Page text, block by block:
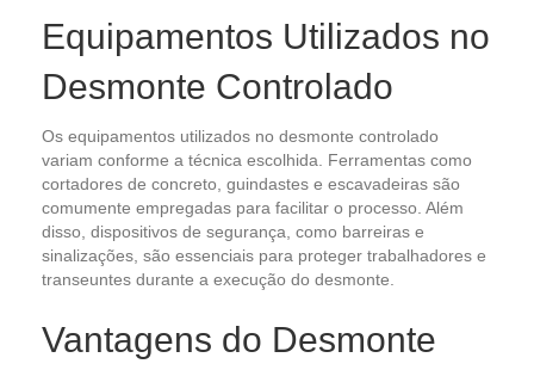
Equipamentos Utilizados no
Desmonte Controlado
Os equipamentos utilizados no desmonte controlado
variam conforme a técnica escolhida. Ferramentas como
cortadores de concreto, guindastes e escavadeiras são
comumente empregadas para facilitar o processo. Além
disso, dispositivos de segurança, como barreiras e
sinalizações, são essenciais para proteger trabalhadores e
transeuntes durante a execução do desmonte.
Vantagens do Desmonte